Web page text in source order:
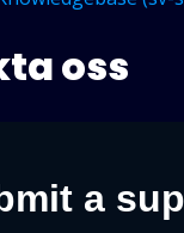
oss
a